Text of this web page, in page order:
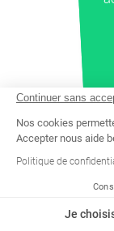
Continuer sans
Nos cookies
Accepter nous aide
Politique de
Je